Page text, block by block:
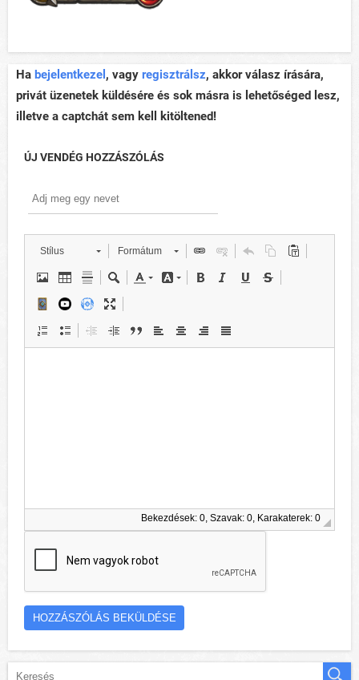
Ha bejelentkezel , vagy regisztrálsz, akkor válasz írására,
privát üzenetek küldésére és sok másra is lehetőséged lesz,
illetve a captchát sem kell kitöltened!
ÚJ VENDÉG HOZZÁSZÓLÁS
Stílus Formátum
Bekezdések: 0, Szavak: 0, Karakaterek: 0